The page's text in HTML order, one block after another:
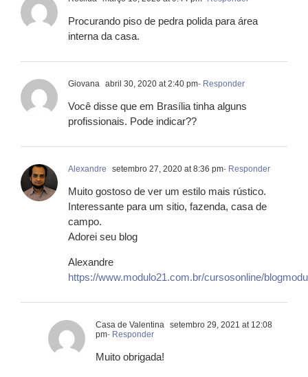
Procurando piso de pedra polida para área
interna da casa.
Giovana abril 30, 2020 at 2:40 pm- Responder
Você disse que em Brasília tinha alguns
profissionais. Pode indicar??
Alexandre setembro 27, 2020 at 8:36 pm- Responder
Muito gostoso de ver um estilo mais rústico.
Interessante para um sitio, fazenda, casa de
campo.
Adorei seu blog
Alexandre
https://www.modulo21.com.br/cursosonline/
Casa de Valentina setembro 29, 2021 at 12:08
pm- Responder
Muito obrigada!